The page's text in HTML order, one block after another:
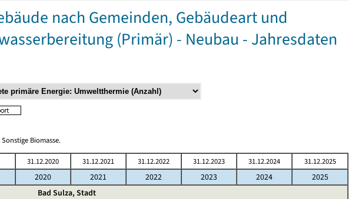
nach Gemeinden, Gebäudeart und
(Primär) - Neubau - Jahresdaten
Biomasse.
31.12.2020 31.12.2021 31.12.2022 31.12.2023 31.12.2024 31.12.2025
2020 2021 2022 2023 2024
2025
Bad Sulza, Stadt